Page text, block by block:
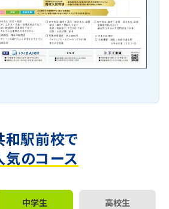
和駅前校で
気のコース
中学生 高校生